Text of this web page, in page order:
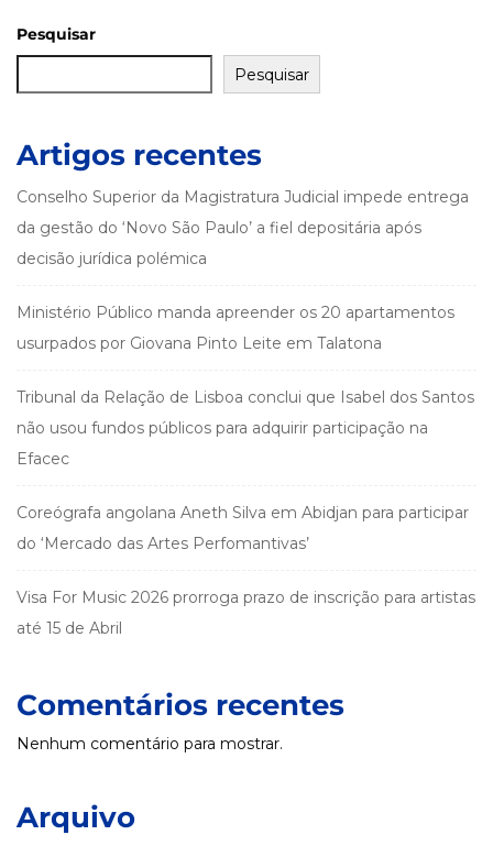
Pesquisar
Pesquisar
Artigos recentes
Conselho Superior da Magistratura Judicial impede entrega
da gestão do ‘Novo São Paulo’ a fiel depositária após
decisão jurídica polémica
Ministério Público manda apreender os 20 apartamentos
usurpados por Giovana Pinto Leite em Talatona
Tribunal da Relação de Lisboa conclui que Isabel dos Santos
não usou fundos públicos para adquirir participação na
Efacec
Coreógrafa angolana Aneth Silva em Abidjan para participar
do ‘Mercado das Artes Perfomantivas’
Visa For Music 2026 prorroga prazo de inscrição para artistas
até 15 de Abril
Comentários recentes
Nenhum comentário para mostrar.
Arquivo